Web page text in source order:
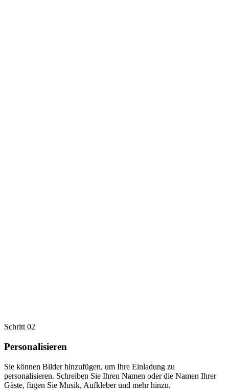
Schritt 02
Personalisieren
Sie können Bilder hinzufügen, um Ihre Einladung zu
personalisieren. Schreiben Sie Ihren Namen oder die Namen Ihrer
Gäste, fügen Sie Musik, Aufkleber und mehr hinzu.